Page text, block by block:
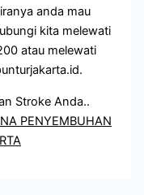
anda mau
kita melewati
atau melewati
Stroke Anda..
PENYEMBUHAN